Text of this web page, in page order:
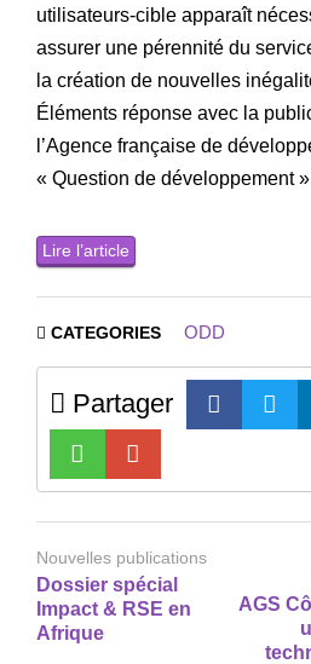
utilisateurs-cible apparaît
assurer une pérennité du
la création de nouvelles
Éléments réponse avec la
l’Agence française de
« Question de développement
Lire l’article
CATEGORIES ODD
Partager
Nouvelles publications
Dossier spécial
Impact & RSE en
Afrique
AGS